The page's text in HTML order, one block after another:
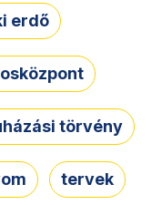
erdő
törvény
tervek